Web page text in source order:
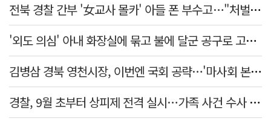
전북 경찰 간부 '女교사 몰카' 아들 폰 부수고…"처벌 못하는 사안" 내부망에 글
'외도 의심' 아내 화장실에 묶고 불에 달군 공구로 고문…남편 검거
김병삼 경북 영천시장, 이번엔 국회 공략…'마사회 본사 이전·광역교통망 확충' 요청
경찰, 9월 초부터 상피제 전격 실시…가족 사건 수사 못해